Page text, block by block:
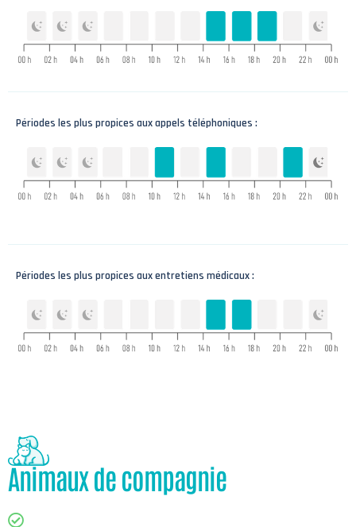
Périodes les plus propices aux appels téléphoniques :
Périodes les plus propices aux entretiens médicaux :
Animaux de compagnie